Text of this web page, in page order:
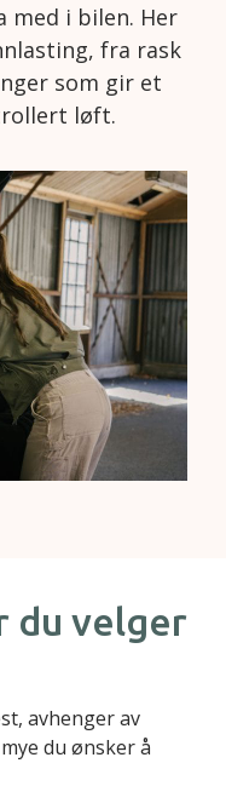
med i bilen. Her
fra rask
som gir et
løft.
du velger
avhenger av
du ønsker å